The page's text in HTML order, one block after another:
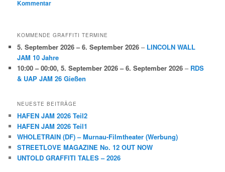
Kommentar
KOMMENDE GRAFFITI TERMINE
5. September 2026 – 6. September 2026 – LINCOLN WALL
JAM 10 Jahre
10:00 – 00:00,5. September 2026 – 6. September 2026 – RDS
& UAP JAM 26 Gießen
NEUESTE BEITRÄGE
HAFEN JAM 2026 Teil2
HAFEN JAM 2026 Teil1
WHOLETRAIN (DF) – Murnau-Filmtheater (Werbung)
STREETLOVE MAGAZINE No. 12 OUT NOW
UNTOLD GRAFFITI TALES – 2026